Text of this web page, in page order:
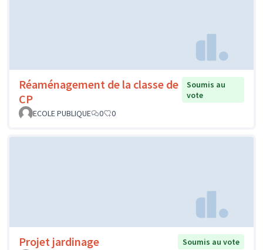
Réaménagement de la classe de
CP
Soumis au
vote
ECOLE PUBLIQUE
0 0
Projet jardinage
Soumis au vote